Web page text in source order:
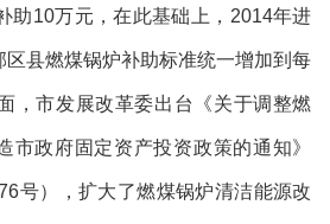
助10万元，在此基础上， 2014年进
县燃煤锅炉补助标准统一增加到每
，市发展改革委出台《关于调整燃
市政府固定资产投资政策的通知》
号），扩大了燃煤锅炉清洁能源改